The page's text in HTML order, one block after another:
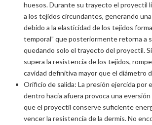
huesos. Durante su trayecto el proyectil
a los tejidos circundantes, generando
debido a la elasticidad de los tejidos
temporal” que posteriormente retorna a
quedando solo el trayecto del proyectil.
supera la resistencia de los tejidos,
cavidad definitiva mayor que el diámetro
Orificio de salida: La presión ejercida por
dentro hacia afuera provoca una eversión
que el proyectil conserve suficiente
vencer la resistencia de la dermis. No